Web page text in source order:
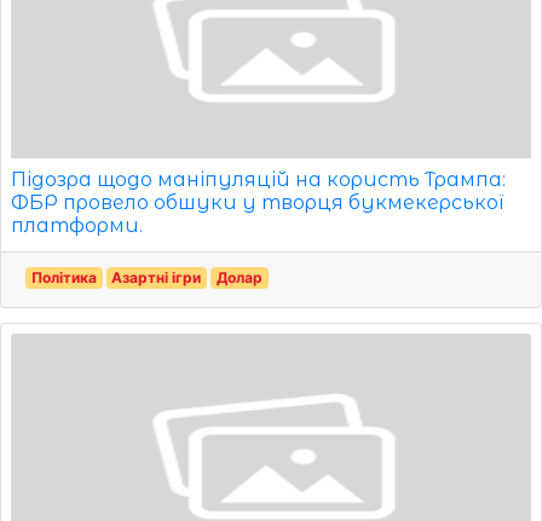
Підозра щодо маніпуляцій на користь Трампа:
ФБР провело обшуки у творця букмекерської
платформи.
Політика Азартні ігри Долар